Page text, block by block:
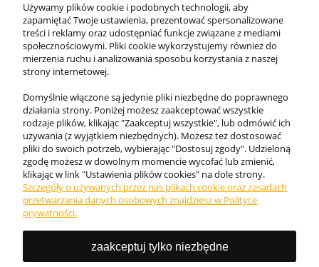
Moje konto
Internetowy sklep KING BHP. Odzież robocza, obuwie
ochronne i akcesoria najwyższej jakości ✓. Zadbaj o
bezpieczeństwo w pracy!
Tel.:727 777 987
Używamy plików cookie i podobnych technologii, aby
zapamiętać Twoje ustawienia, prezentować spersonalizowane
treści i reklamy oraz udostępniać funkcje związane z mediami
społecznościowymi. Pliki cookie wykorzystujemy również do
mierzenia ruchu i analizowania sposobu korzystania z naszej
strony internetowej.
Domyślnie włączone są jedynie pliki niezbędne do poprawnego
działania strony. Poniżej możesz zaakceptować wszystkie
rodzaje plików, klikając "Zaakceptuj wszystkie", lub odmówić ich
używania (z wyjątkiem niezbędnych). Możesz też dostosować
pliki do swoich potrzeb, wybierając "Dostosuj zgody". Udzieloną
zgodę możesz w dowolnym momencie wycofać lub zmienić,
klikając w link "Ustawienia plików cookies" na dole strony.
Szczegóły o używanych przez nas plikach cookie oraz zasadach
przetwarzania danych osobowych znajdziesz w Polityce
prywatności.
zaakceptuj tylko niezbędne